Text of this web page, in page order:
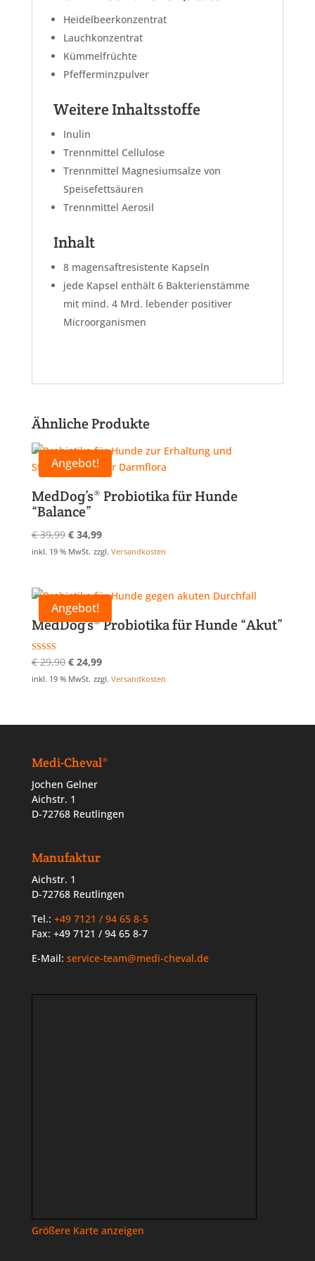
Heidelbeerkonzentrat
Lauchkonzentrat
Kümmelfrüchte
Pfefferminzpulver
Weitere Inhaltsstoffe
Inulin
Trennmittel Cellulose
Trennmittel Magnesiumsalze von
Speisefettsäuren
Trennmittel Aerosil
Inhalt
8 magensaftresistente Kapseln
jede Kapsel enthält 6 Bakterienstämme
mit mind. 4 Mrd. lebender positiver
Microorganismen
Ähnliche Produkte
Angebot!
MedDog’s® Probiotika für Hunde
“Balance”
€39,99 Ursprünglicher
Preis
€34,99Aktueller
Preis
inkl. 19 % MwSt. zzgl. Versandkosten
Angebot!
MedDog’s® Probiotika für Hunde “Akut”
Bewertet mit
5.00
von 5
€29,90 Ursprünglicher
Preis
€24,99Aktueller
Preis
inkl. 19 % MwSt. zzgl. Versandkosten
Medi-Cheval®
Jochen Gelner
Aichstr. 1
D-72768 Reutlingen
Manufaktur
Aichstr. 1
D-72768 Reutlingen
Tel.: +49 7121 / 94 65 8-5
Fax: +49 7121 / 94 65 8-7
E-Mail: service-team@medi-cheval.de
Größere Karte anzeigen